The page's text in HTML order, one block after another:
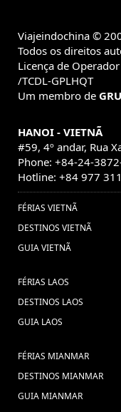
Viajeindochina ©
Todos os direitos
Licença de
/TCDL-GPLHQT
Um membro de
HANOI - VIETNÃ
#59, 4º andar, Rua
Phone: +84-24-
Hotline: +84 977
FÉRIAS VIETNÃ
DESTINOS VIETNÃ
GUIA VIETNÃ
FÉRIAS LAOS
DESTINOS LAOS
GUIA LAOS
FÉRIAS MIANMAR
DESTINOS MIANMAR
GUIA MIANMAR